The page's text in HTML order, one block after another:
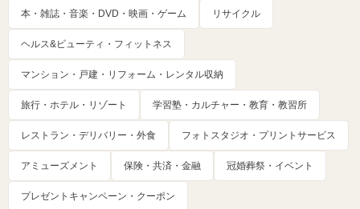
本・雑誌・音楽・DVD・映画・ゲーム リサイクル
ヘルス&ビューティ・フィットネス
マンション・戸建・リフォーム・レンタル収納
旅行・ホテル・リゾート 学習塾・カルチャー・教育・教習所
レストラン・デリバリー・外食 フォトスタジオ・プリントサービス
アミューズメント 保険・共済・金融 冠婚葬祭・イベント
プレゼントキャンペーン・クーポン